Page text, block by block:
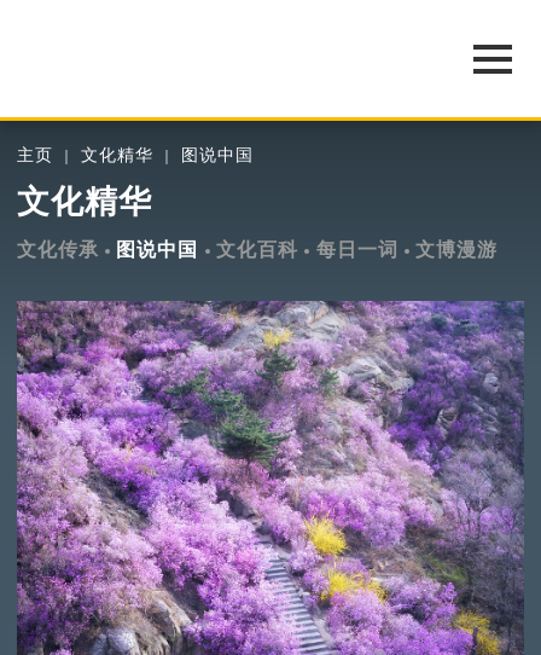
主页 文化精华 图说中国
文化精华
文化传承 图说中国 文化百科 每日一词 文博漫游